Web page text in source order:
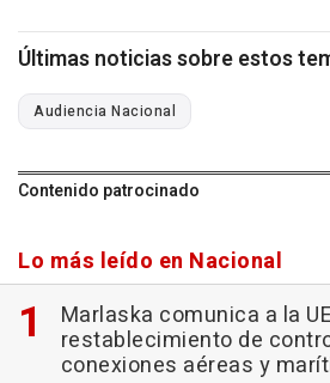
Últimas noticias sobre estos
Audiencia Nacional
Contenido patrocinado
Lo más leído en Nacional
Marlaska comunica a la
restablecimiento de
conexiones aéreas y